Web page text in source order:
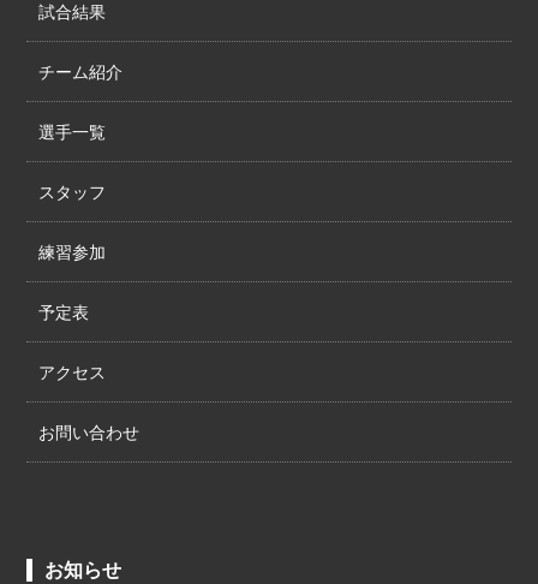
試合結果
チーム紹介
選手一覧
スタッフ
練習参加
予定表
アクセス
お問い合わせ
お知らせ